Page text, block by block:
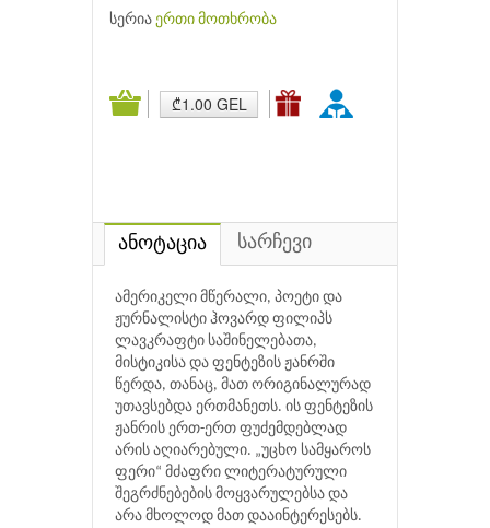
სერია ერთი მოთხრობა
₾1.00 GEL
ანოტაცია სარჩევი
ამერიკელი მწერალი, პოეტი და
ჟურნალისტი ჰოვარდ ფილიპს
ლავკრაფტი საშინელებათა,
მისტიკისა და ფენტეზის ჟანრში
წერდა, თანაც, მათ ორიგინალურად
უთავსებდა ერთმანეთს. ის ფენტეზის
ჟანრის ერთ-ერთ ფუძემდებლად
არის აღიარებული. „უცხო სამყაროს
ფერი“ მძაფრი ლიტერატურული
შეგრძნებების მოყვარულებსა და
არა მხოლოდ მათ დააინტერესებს.